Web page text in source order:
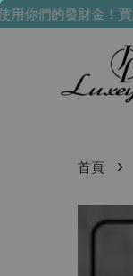
們的發財金！買越
首頁 ›